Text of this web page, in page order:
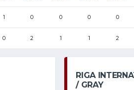
1 0 0 0 0
0 2 1 1 2
RIGA
/ GRAY